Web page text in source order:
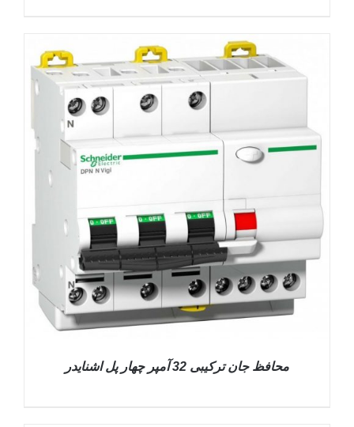
محافظ جان ترکیبی 32 آمپر چهار پل اشنایدر